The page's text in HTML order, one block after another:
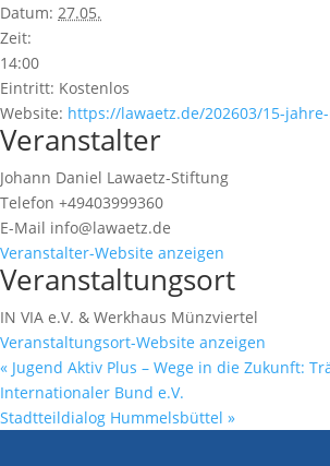
Datum: 27.05.
Zeit:
14:00
Eintritt: Kostenlos
Website: https://lawaetz.de/202603/15-
Veranstalter
Johann Daniel Lawaetz-Stiftung
Telefon +49403999360
E-Mail info@lawaetz.de
Veranstalter-Website anzeigen
Veranstaltungsort
IN VIA e.V. & Werkhaus Münzviertel
Veranstaltungsort-Website anzeigen
« Jugend Aktiv Plus – Wege in die Zukunft:
Internationaler Bund e.V.
Stadtteildialog Hummelsbüttel »